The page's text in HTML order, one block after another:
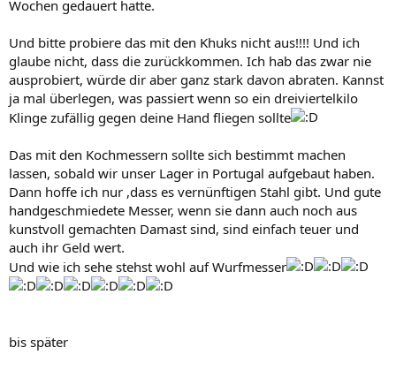
Wochen gedauert hatte.
Und bitte probiere das mit den Khuks nicht aus!!!! Und ich
glaube nicht, dass die zurückkommen. Ich hab das zwar nie
ausprobiert, würde dir aber ganz stark davon abraten. Kannst
ja mal überlegen, was passiert wenn so ein dreiviertelkilo
Klinge zufällig gegen deine Hand fliegen sollte
Das mit den Kochmessern sollte sich bestimmt machen
lassen, sobald wir unser Lager in Portugal aufgebaut haben.
Dann hoffe ich nur ,dass es vernünftigen Stahl gibt. Und gute
handgeschmiedete Messer, wenn sie dann auch noch aus
kunstvoll gemachten Damast sind, sind einfach teuer und
auch ihr Geld wert.
Und wie ich sehe stehst wohl auf Wurfmesser
bis später